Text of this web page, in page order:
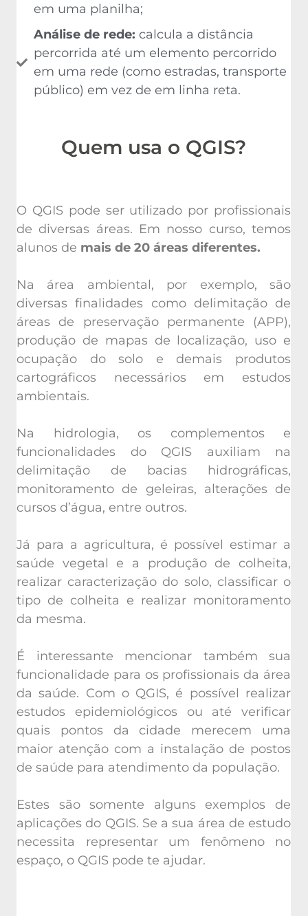
em uma planilha;
Análise de rede: calcula a distância
percorrida até um elemento percorrido
em uma rede (como estradas, transporte
público) em vez de em linha reta.
Quem usa o QGIS?
O QGIS pode ser utilizado por profissionais
de diversas áreas. Em nosso curso, temos
alunos de mais de 20 áreas diferentes.
Na área ambiental, por exemplo, são
diversas finalidades como delimitação de
áreas de preservação permanente (APP),
produção de mapas de localização, uso e
ocupação do solo e demais produtos
cartográficos necessários em estudos
ambientais.
Na hidrologia, os complementos e
funcionalidades do QGIS auxiliam na
delimitação de bacias hidrográficas,
monitoramento de geleiras, alterações de
cursos d’água, entre outros.
Já para a agricultura, é possível estimar a
saúde vegetal e a produção de colheita,
realizar caracterização do solo, classificar o
tipo de colheita e realizar monitoramento
da mesma.
É interessante mencionar também sua
funcionalidade para os profissionais da área
da saúde. Com o QGIS, é possível realizar
estudos epidemiológicos ou até verificar
quais pontos da cidade merecem uma
maior atenção com a instalação de postos
de saúde para atendimento da população.
Estes são somente alguns exemplos de
aplicações do QGIS. Se a sua área de estudo
necessita representar um fenômeno no
espaço, o QGIS pode te ajudar.